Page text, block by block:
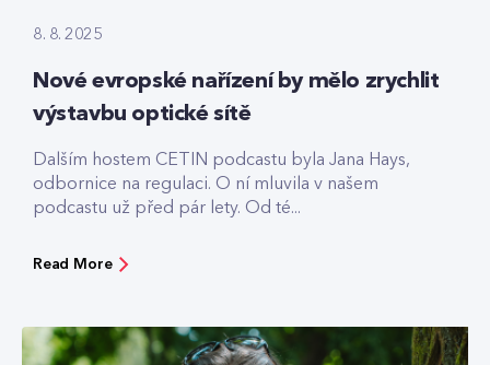
8. 8. 2025
Nové evropské nařízení by mělo zrychlit
výstavbu optické sítě
Dalším hostem CETIN podcastu byla Jana Hays,
odbornice na regulaci. O ní mluvila v našem
podcastu už před pár lety. Od té...
Read More